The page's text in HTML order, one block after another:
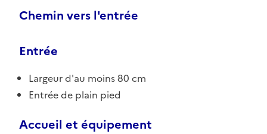
Chemin vers l'entrée
Entrée
Largeur d'au moins 80 cm
Entrée de plain pied
Accueil et équipement